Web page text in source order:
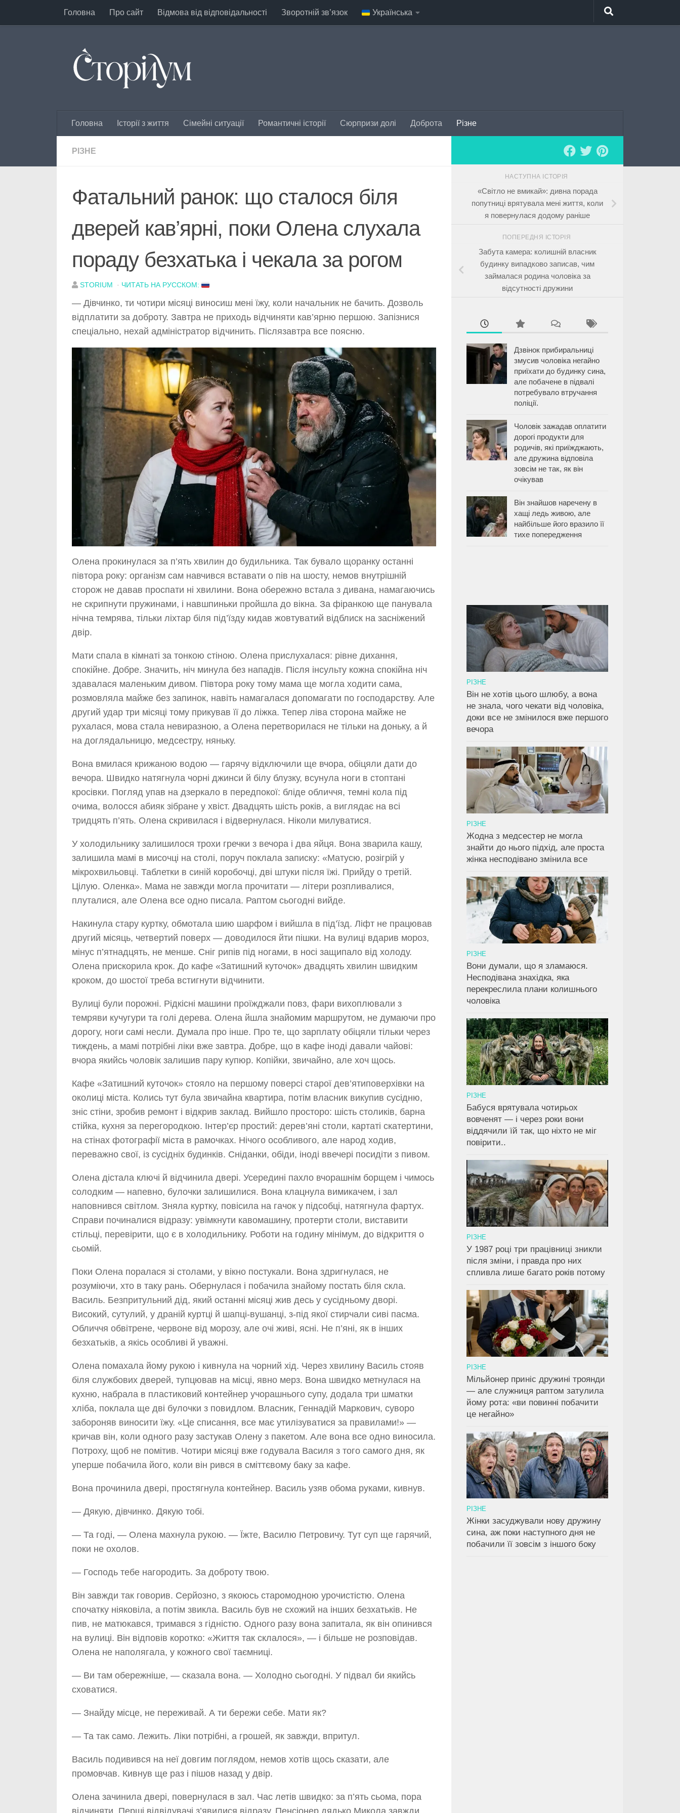
Перейти до вмісту
Головна Про сайт Відмова від відповідальності Зворотній зв’язок Українська
Головна Історії з життя Сімейні ситуації Романтичні історії Сюрпризи долі Доброта Різне
РІЗНЕ
Фатальний ранок: що сталося біля
дверей кав’ярні, поки Олена слухала
пораду безхатька і чекала за рогом
STORIUM · ЧИТАТЬ НА РУССКОМ:
— Дівчинко, ти чотири місяці виносиш мені їжу, коли начальник не бачить. Дозволь
відплатити за доброту. Завтра не приходь відчиняти кав’ярню першою. Запізнися
спеціально, нехай адміністратор відчинить. Післязавтра все поясню.
Олена прокинулася за п’ять хвилин до будильника. Так бувало щоранку останні
півтора року: організм сам навчився вставати о пів на шосту, немов внутрішній
сторож не давав проспати ні хвилини. Вона обережно встала з дивана, намагаючись
не скрипнути пружинами, і навшпиньки пройшла до вікна. За фіранкою ще панувала
нічна темрява, тільки ліхтар біля під’їзду кидав жовтуватий відблиск на засніжений
двір.
Мати спала в кімнаті за тонкою стіною. Олена прислухалася: рівне дихання,
спокійне. Добре. Значить, ніч минула без нападів. Після інсульту кожна спокійна ніч
здавалася маленьким дивом. Півтора року тому мама ще могла ходити сама,
розмовляла майже без запинок, навіть намагалася допомагати по господарству. Але
другий удар три місяці тому прикував її до ліжка. Тепер ліва сторона майже не
рухалася, мова стала невиразною, а Олена перетворилася не тільки на доньку, а й
на доглядальницю, медсестру, няньку.
Вона вмилася крижаною водою — гарячу відключили ще вчора, обіцяли дати до
вечора. Швидко натягнула чорні джинси й білу блузку, всунула ноги в стоптані
кросівки. Погляд упав на дзеркало в передпокої: бліде обличчя, темні кола під
очима, волосся абияк зібране у хвіст. Двадцять шість років, а виглядає на всі
тридцять п’ять. Олена скривилася і відвернулася. Ніколи милуватися.
У холодильнику залишилося трохи гречки з вечора і два яйця. Вона зварила кашу,
залишила мамі в мисочці на столі, поруч поклала записку: «Матусю, розігрій у
мікрохвильовці. Таблетки в синій коробочці, дві штуки після їжі. Прийду о третій.
Цілую. Оленка». Мама не завжди могла прочитати — літери розпливалися,
плуталися, але Олена все одно писала. Раптом сьогодні вийде.
Накинула стару куртку, обмотала шию шарфом і вийшла в під’їзд. Ліфт не працював
другий місяць, четвертий поверх — доводилося йти пішки. На вулиці вдарив мороз,
мінус п’ятнадцять, не менше. Сніг рипів під ногами, в носі защипало від холоду.
Олена прискорила крок. До кафе «Затишний куточок» двадцять хвилин швидким
кроком, до шостої треба встигнути відчинити.
Вулиці були порожні. Рідкісні машини проїжджали повз, фари вихоплювали з
темряви кучугури та голі дерева. Олена йшла знайомим маршрутом, не думаючи про
дорогу, ноги самі несли. Думала про інше. Про те, що зарплату обіцяли тільки через
тиждень, а мамі потрібні ліки вже завтра. Добре, що в кафе іноді давали чайові:
вчора якийсь чоловік залишив пару купюр. Копійки, звичайно, але хоч щось.
Кафе «Затишний куточок» стояло на першому поверсі старої дев’ятиповерхівки на
околиці міста. Колись тут була звичайна квартира, потім власник викупив сусідню,
зніс стіни, зробив ремонт і відкрив заклад. Вийшло просторо: шість столиків, барна
стійка, кухня за перегородкою. Інтер’єр простий: дерев’яні столи, картаті скатертини,
на стінах фотографії міста в рамочках. Нічого особливого, але народ ходив,
переважно свої, із сусідніх будинків. Сніданки, обіди, іноді ввечері посидіти з пивом.
Олена дістала ключі й відчинила двері. Усередині пахло вчорашнім борщем і чимось
солодким — напевно, булочки залишилися. Вона клацнула вимикачем, і зал
наповнився світлом. Зняла куртку, повісила на гачок у підсобці, натягнула фартух.
Справи починалися відразу: увімкнути кавомашину, протерти столи, виставити
стільці, перевірити, що є в холодильнику. Роботи на годину мінімум, до відкриття о
сьомій.
Поки Олена поралася зі столами, у вікно постукали. Вона здригнулася, не
розуміючи, хто в таку рань. Обернулася і побачила знайому постать біля скла.
Василь. Безпритульний дід, який останні місяці жив десь у сусідньому дворі.
Високий, сутулий, у драній куртці й шапці-вушанці, з-під якої стирчали сиві пасма.
Обличчя обвітрене, червоне від морозу, але очі живі, ясні. Не п’яні, як в інших
безхатьків, а якісь особливі й уважні.
Олена помахала йому рукою і кивнула на чорний хід. Через хвилину Василь стояв
біля службових дверей, тупцював на місці, явно мерз. Вона швидко метнулася на
кухню, набрала в пластиковий контейнер учорашнього супу, додала три шматки
хліба, поклала ще дві булочки з повидлом. Власник, Геннадій Маркович, суворо
забороняв виносити їжу. «Це списання, все має утилізуватися за правилами!» —
кричав він, коли одного разу застукав Олену з пакетом. Але вона все одно виносила.
Потроху, щоб не помітив. Чотири місяці вже годувала Василя з того самого дня, як
уперше побачила його, коли він рився в сміттєвому баку за кафе.
Вона прочинила двері, простягнула контейнер. Василь узяв обома руками, кивнув.
— Дякую, дівчинко. Дякую тобі.
— Та годі, — Олена махнула рукою. — Їжте, Василю Петровичу. Тут суп ще гарячий,
поки не охолов.
— Господь тебе нагородить. За доброту твою.
Він завжди так говорив. Серйозно, з якоюсь старомодною урочистістю. Олена
спочатку ніяковіла, а потім звикла. Василь був не схожий на інших безхатьків. Не
пив, не матюкався, тримався з гідністю. Одного разу вона запитала, як він опинився
на вулиці. Він відповів коротко: «Життя так склалося», — і більше не розповідав.
Олена не наполягала, у кожного свої таємниці.
— Ви там обережніше, — сказала вона. — Холодно сьогодні. У підвал би якийсь
сховатися.
— Знайду місце, не переживай. А ти бережи себе. Мати як?
— Та так само. Лежить. Ліки потрібні, а грошей, як завжди, впритул.
Василь подивився на неї довгим поглядом, немов хотів щось сказати, але
промовчав. Кивнув ще раз і пішов назад у двір.
Олена зачинила двері, повернулася в зал. Час летів швидко: за п’ять сьома, пора
НАСТУПНА ІСТОРІЯ
«Світло не вмикай»: дивна порада
попутниці врятувала мені життя, коли
я повернулася додому раніше
ПОПЕРЕДНЯ ІСТОРІЯ
Забута камера: колишній власник
будинку випадково записав, чим
займалася родина чоловіка за
відсутності дружини
Дзвінок прибиральниці
змусив чоловіка негайно
приїхати до будинку сина,
але побачене в підвалі
потребувало втручання
поліції.
Чоловік зажадав оплатити
дорогі продукти для
родичів, які приїжджають,
але дружина відповіла
зовсім не так, як він
очікував
Він знайшов наречену в
хащі ледь живою, але
найбільше його вразило її
тихе попередження
РІЗНЕ
Він не хотів цього шлюбу, а вона
не знала, чого чекати від чоловіка,
доки все не змінилося вже першого
вечора
РІЗНЕ
Жодна з медсестер не могла
знайти до нього підхід, але проста
жінка несподівано змінила все
РІЗНЕ
Вони думали, що я зламаюся.
Несподівана знахідка, яка
перекреслила плани колишнього
чоловіка
РІЗНЕ
Бабуся врятувала чотирьох
вовченят — і через роки вони
віддячили їй так, що ніхто не міг
повірити..
РІЗНЕ
У 1987 році три працівниці зникли
після зміни, і правда про них
спливла лише багато років потому
РІЗНЕ
Мільйонер приніс дружині троянди
— але служниця раптом затулила
йому рота: «ви повинні побачити
це негайно»
РІЗНЕ
Жінки засуджували нову дружину
сина, аж поки наступного дня не
побачили її зовсім з іншого боку